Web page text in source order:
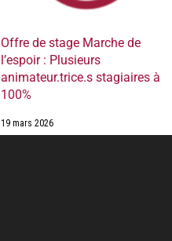
Offre de stage Marche de
l’espoir : Plusieurs
animateur.trice.s stagiaires à
100%
19 mars 2026